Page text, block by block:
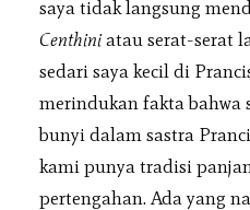
saya tidak langsung
Centhiniatau serat-serat
sedari saya kecil di
merindukan fakta bahwa
bunyi dalam sastra
kami punya tradisi
pertengahan. Ada yang